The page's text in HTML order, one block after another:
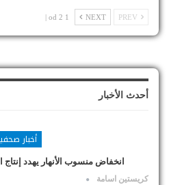
NEXT
1 od 2 |
أحدث الأخبار
أخبار
انخفاض منسوب الأنهار يهدد
كريستين اسامة